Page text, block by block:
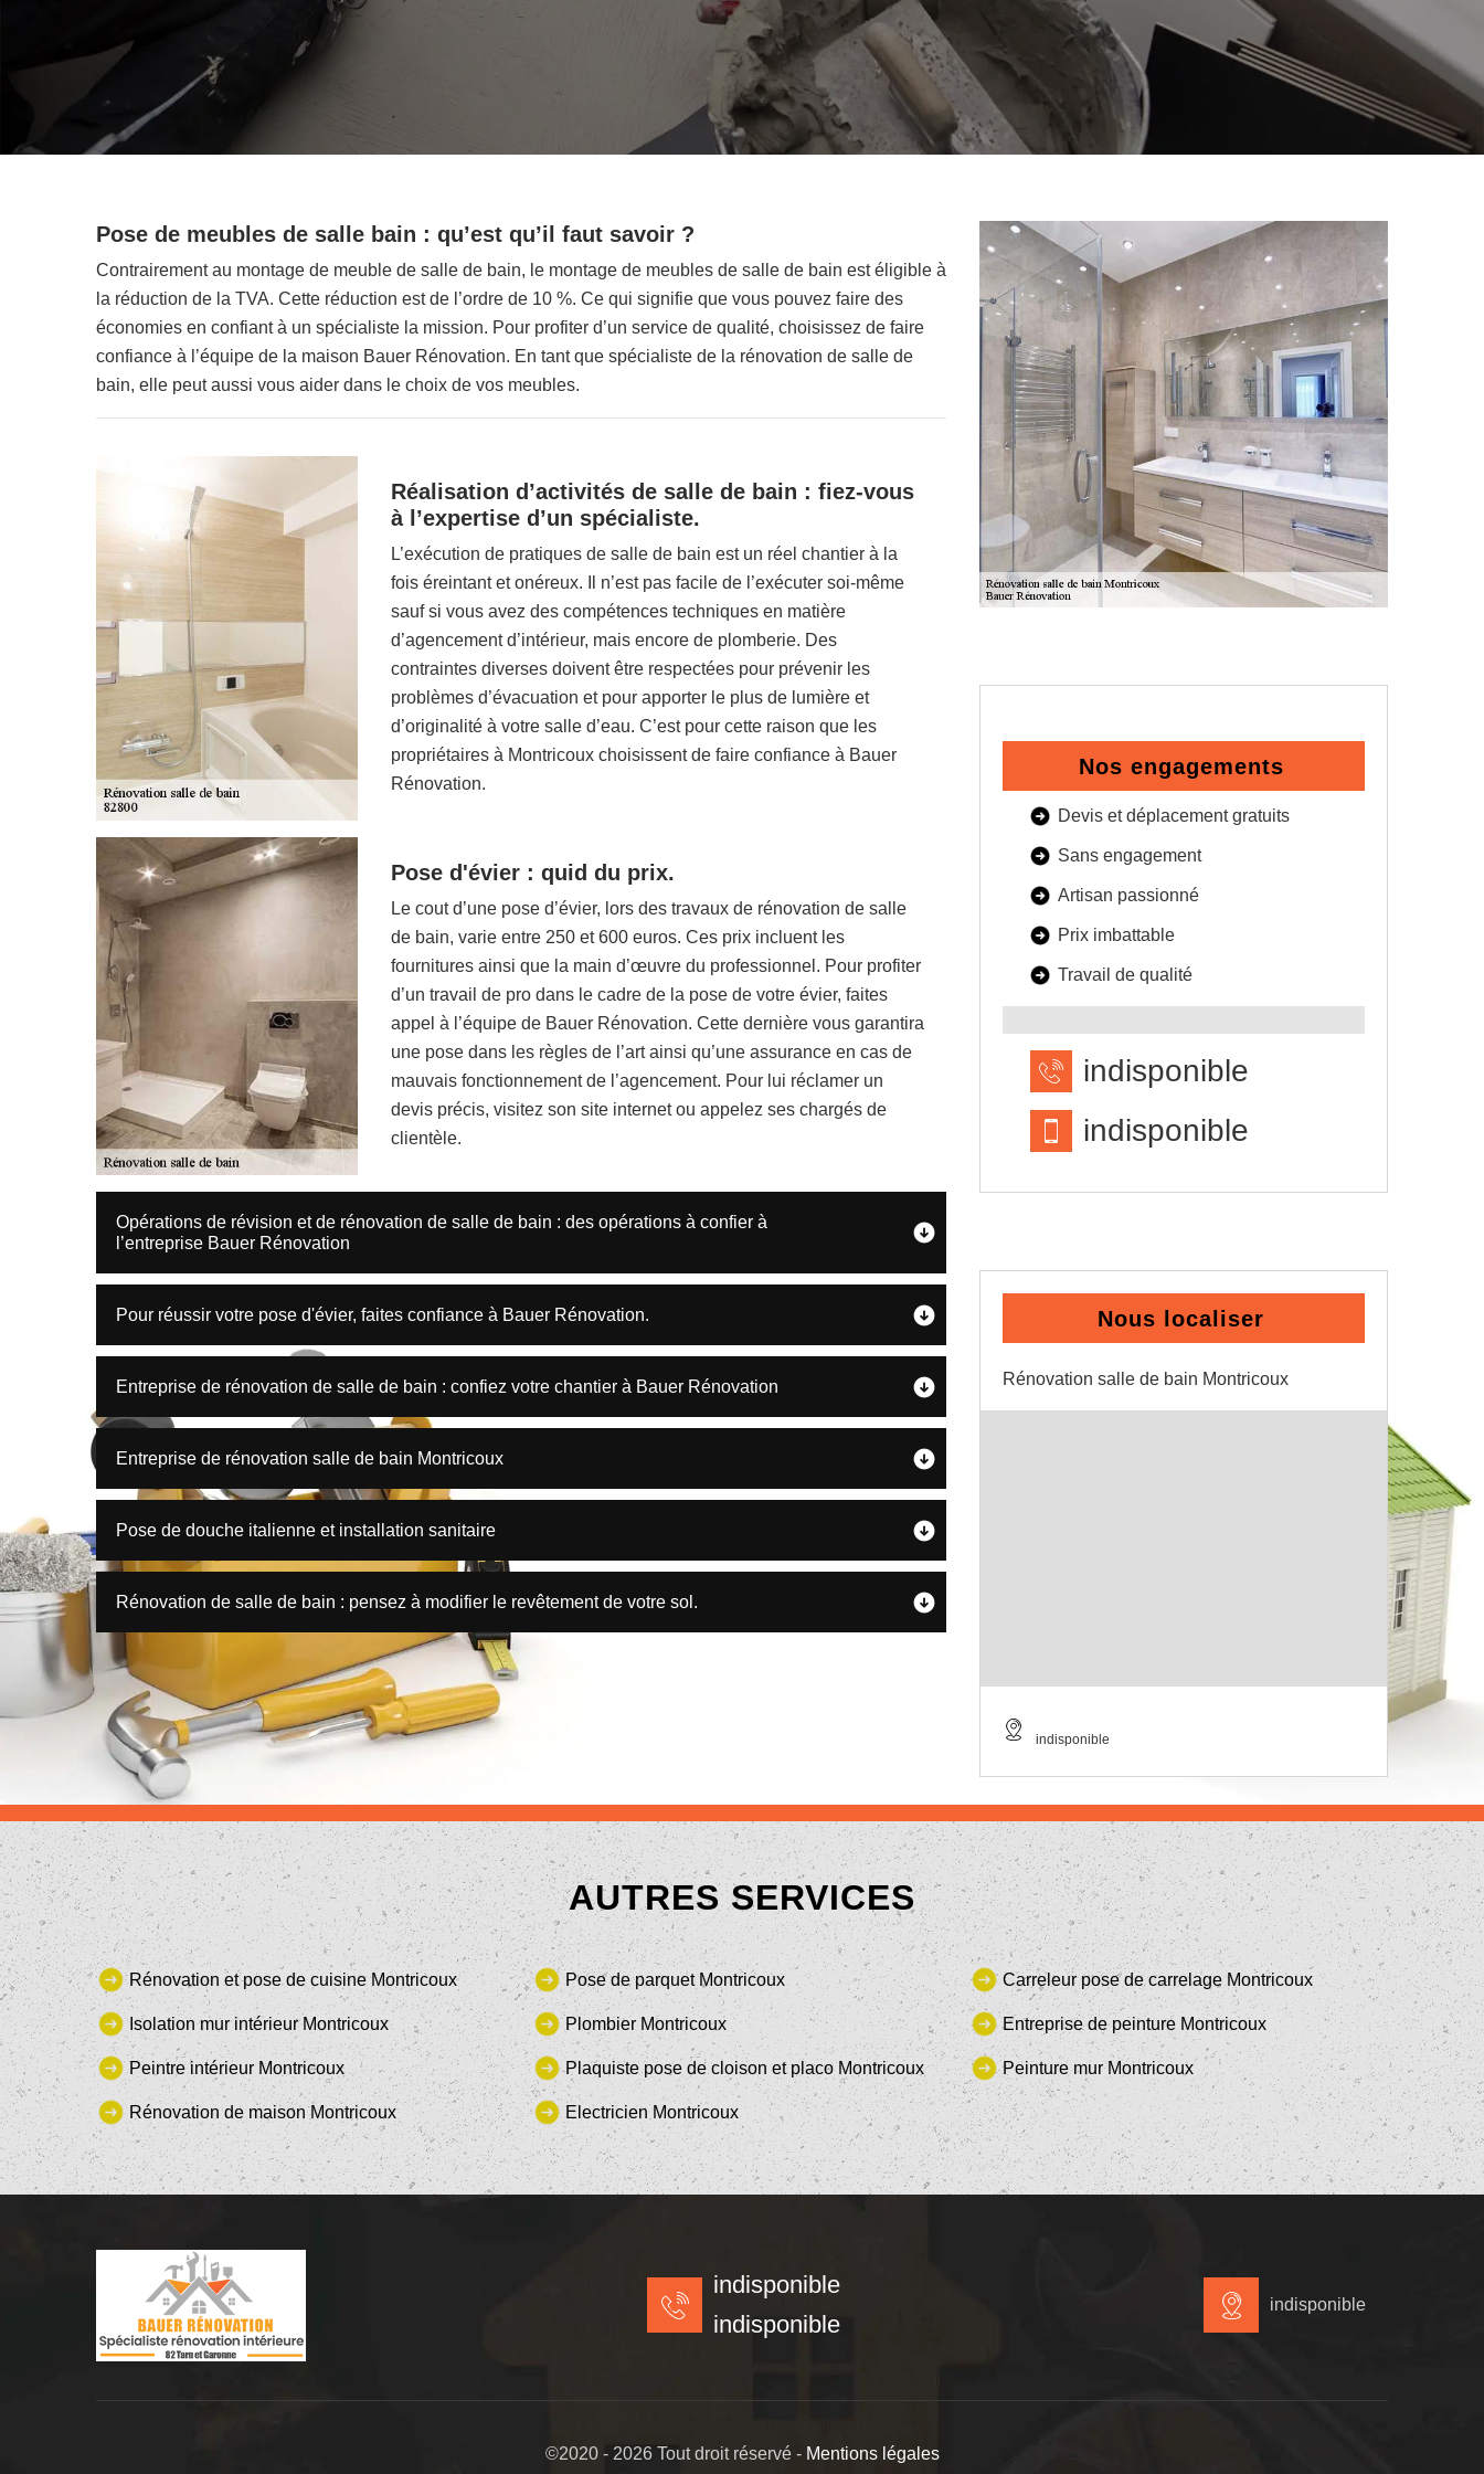
Pose de meubles de salle bain : qu’est qu’il faut savoir ?
Contrairement au montage de meuble de salle de bain, le montage de meubles de salle de bain est éligible à
la réduction de la TVA. Cette réduction est de l’ordre de 10 %. Ce qui signifie que vous pouvez faire des
économies en confiant à un spécialiste la mission. Pour profiter d’un service de qualité, choisissez de faire
confiance à l’équipe de la maison Bauer Rénovation. En tant que spécialiste de la rénovation de salle de
bain, elle peut aussi vous aider dans le choix de vos meubles.
Réalisation d’activités de salle de bain : fiez-vous
à l’expertise d’un spécialiste.
L’exécution de pratiques de salle de bain est un réel chantier à la
fois éreintant et onéreux. Il n’est pas facile de l’exécuter soi-même
sauf si vous avez des compétences techniques en matière
d’agencement d’intérieur, mais encore de plomberie. Des
contraintes diverses doivent être respectées pour prévenir les
problèmes d’évacuation et pour apporter le plus de lumière et
d’originalité à votre salle d’eau. C’est pour cette raison que les
propriétaires à Montricoux choisissent de faire confiance à Bauer
Rénovation.
Pose d'évier : quid du prix.
Le cout d’une pose d’évier, lors des travaux de rénovation de salle
de bain, varie entre 250 et 600 euros. Ces prix incluent les
fournitures ainsi que la main d’œuvre du professionnel. Pour profiter
d’un travail de pro dans le cadre de la pose de votre évier, faites
appel à l’équipe de Bauer Rénovation. Cette dernière vous garantira
une pose dans les règles de l’art ainsi qu’une assurance en cas de
mauvais fonctionnement de l’agencement. Pour lui réclamer un
devis précis, visitez son site internet ou appelez ses chargés de
clientèle.
Opérations de révision et de rénovation de salle de bain : des opérations à confier à
l’entreprise Bauer Rénovation
Pour réussir votre pose d'évier, faites confiance à Bauer Rénovation.
Entreprise de rénovation de salle de bain : confiez votre chantier à Bauer Rénovation
Entreprise de rénovation salle de bain Montricoux
Pose de douche italienne et installation sanitaire
Rénovation de salle de bain : pensez à modifier le revêtement de votre sol.
Nos engagements
Devis et déplacement gratuits
Sans engagement
Artisan passionné
Prix imbattable
Travail de qualité
indisponible
indisponible
Nous localiser
Rénovation salle de bain Montricoux
indisponible
AUTRES SERVICES
Rénovation et pose de cuisine Montricoux
Isolation mur intérieur Montricoux
Peintre intérieur Montricoux
Rénovation de maison Montricoux
Pose de parquet Montricoux
Plombier Montricoux
Plaquiste pose de cloison et placo Montricoux
Electricien Montricoux
Carreleur pose de carrelage Montricoux
Entreprise de peinture Montricoux
Peinture mur Montricoux
indisponible
indisponible
indisponible
©2020 - 2026 Tout droit réservé - Mentions légales